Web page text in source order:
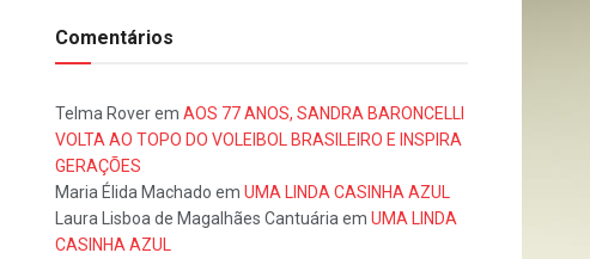
Comentários
Telma Roverem AOS 77 ANOS, SANDRA BARONCELLI
VOLTA AO TOPO DO VOLEIBOL BRASILEIRO E INSPIRA
GERAÇÕES
Maria Élida Machado em UMA LINDA CASINHA AZUL
Laura Lisboa de Magalhães Cantuáriaem UMA LINDA
CASINHA AZUL